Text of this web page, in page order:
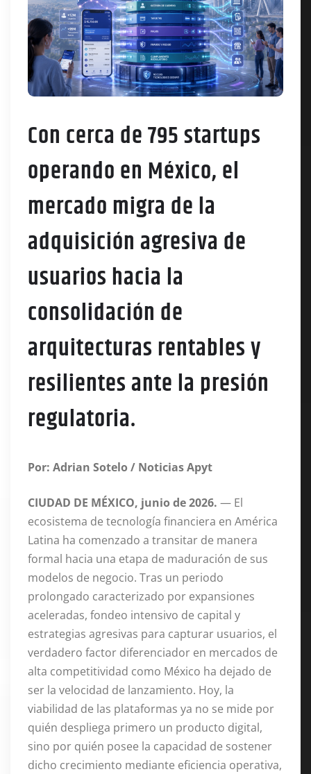
Con cerca de 795 startups
operando en México, el
mercado migra de la
adquisición agresiva de
usuarios hacia la
consolidación de
arquitecturas rentables y
resilientes ante la presión
regulatoria.
Por: Adrian Sotelo / Noticias Apyt
CIUDAD DE MÉXICO, junio de 2026. — El
ecosistema de tecnología financiera en América
Latina ha comenzado a transitar de manera
formal hacia una etapa de maduración de sus
modelos de negocio. Tras un periodo
prolongado caracterizado por expansiones
aceleradas, fondeo intensivo de capital y
estrategias agresivas para capturar usuarios, el
verdadero factor diferenciador en mercados de
alta competitividad como México ha dejado de
ser la velocidad de lanzamiento. Hoy, la
viabilidad de las plataformas ya no se mide por
quién despliega primero un producto digital,
sino por quién posee la capacidad de sostener
dicho crecimiento mediante eficiencia operativa,